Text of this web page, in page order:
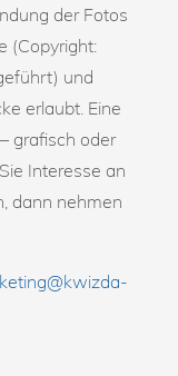
der Fotos
(Copyright:
und
erlaubt. Eine
grafisch oder
Interesse an
dann nehmen